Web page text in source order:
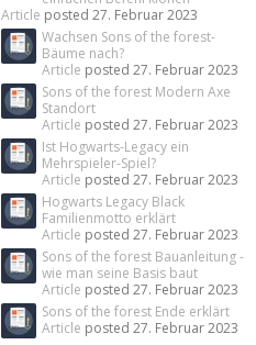
Article posted27. Februar 2023
Wachsen Sons of the forest-
Bäume nach?
Article posted27. Februar 2023
Sons of the forest Modern Axe
Standort
Article posted27. Februar 2023
Ist Hogwarts-Legacy ein
Mehrspieler-Spiel?
Article posted27. Februar 2023
Hogwarts Legacy Black
Familienmotto erklärt
Article posted27. Februar 2023
Sons of the forest Bauanleitung -
wie man seine Basis baut
Article posted27. Februar 2023
Sons of the forest Ende erklärt
Article posted27. Februar 2023